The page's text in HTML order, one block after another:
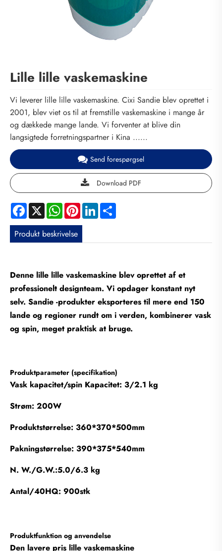
Lille lille vaskemaskine
Vi leverer lille lille vaskemaskine. Cixi Sandie blev oprettet i
2001, blev viet os til at fremstille vaskemaskine i mange år
og dækkede mange lande. Vi forventer at blive din
langsigtede forretningspartner i Kina ......
Send forespørgsel
Download PDF
Facebook
X WhatsApp
PinterestLinkedIn
Produkt beskrivelse
Denne lille lille vaskemaskine blev oprettet af et
professionelt designteam. Vi opdager konstant nyt
selv. Sandie -produkter eksporteres til mere end 150
lande og regioner rundt om i verden, kombinerer vask
og spin, meget praktisk at bruge.
Produktparameter (specifikation)
Vask kapacitet/spin Kapacitet: 3/2.1 kg
Strøm: 200W
Produktstørrelse: 360*370*500mm
Pakningstørrelse: 390*375*540mm
N. W./G.W.:5.0/6.3 kg
Antal/40HQ: 900stk
Produktfunktion og anvendelse
Den lavere pris lille vaskemaskine